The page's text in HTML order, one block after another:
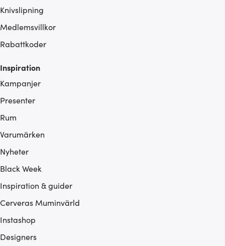
Knivslipning
Medlemsvillkor
Rabattkoder
Inspiration
Kampanjer
Presenter
Rum
Varumärken
Nyheter
Black Week
Inspiration & guider
Cerveras Muminvärld
Instashop
Designers